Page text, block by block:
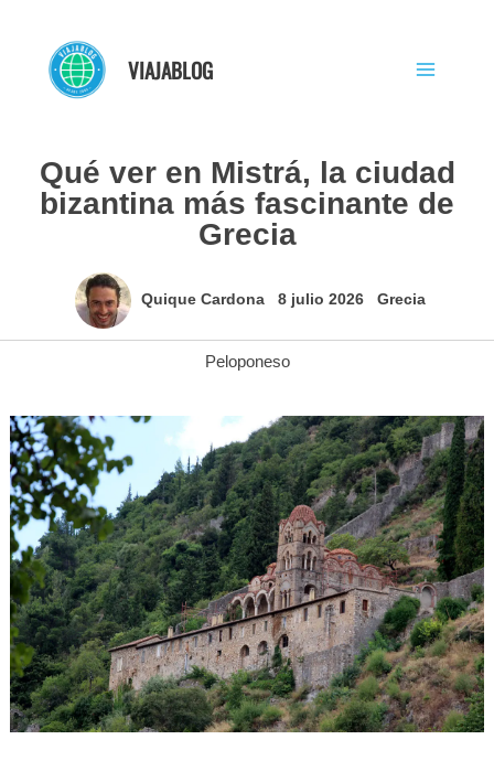
contenido
VIAJABLOG
Qué ver en Mistrá, la ciudad
bizantina más fascinante de
Grecia
Quique Cardona 8 julio 2026 Grecia
Peloponeso